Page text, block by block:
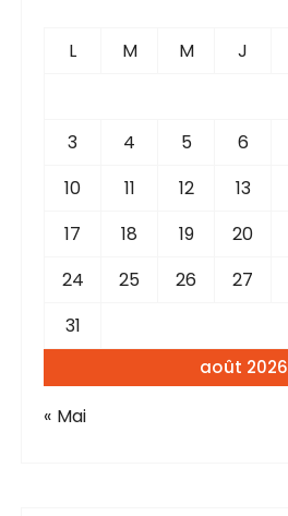
août 2026
L M M J
3
4 5 6
10
11 12 13
17
18 19 20
24
25 26 27
31
« Mai